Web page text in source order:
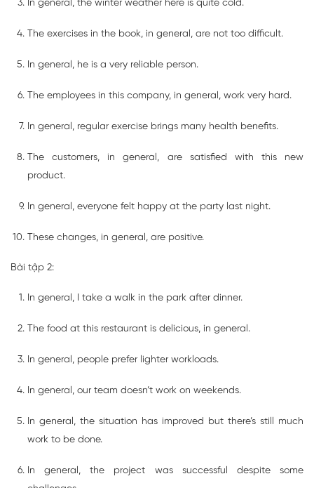
In general, the winter weather here is quite cold.
The exercises in the book, in general, are not too difficult.
In general, he is a very reliable person.
The employees in this company, in general, work very hard.
In general, regular exercise brings many health benefits.
The customers, in general, are satisfied with this new
product.
In general, everyone felt happy at the party last night.
These changes, in general, are positive.
Bài tập 2:
In general, I take a walk in the park after dinner.
The food at this restaurant is delicious, in general.
In general, people prefer lighter workloads.
In general, our team doesn’t work on weekends.
In general, the situation has improved but there’s still much
work to be done.
In general, the project was successful despite some